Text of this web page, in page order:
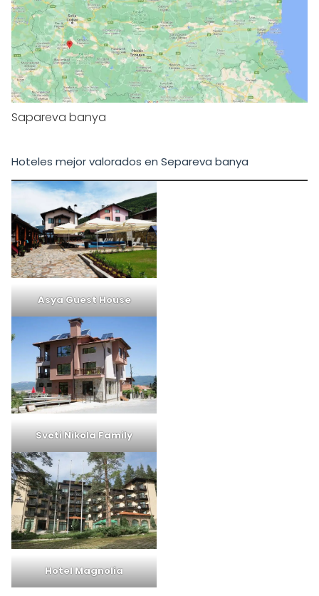
Sapareva banya
Hoteles mejor valorados en Separeva banya
Asya Guest House
Sveti Nikola Family
Hotel Magnolia